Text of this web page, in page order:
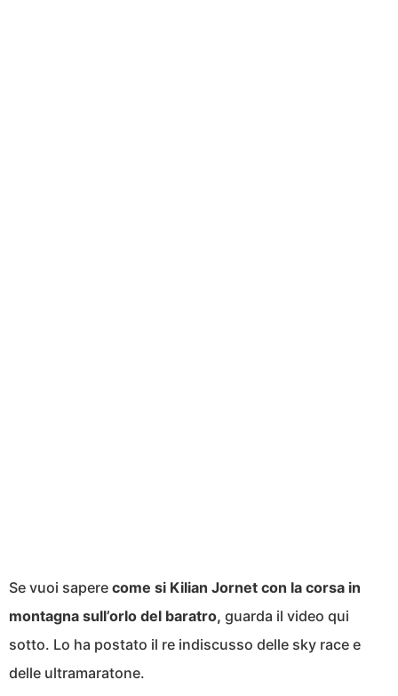
Se vuoi sapere come si Kilian Jornet con la corsa in
montagna sull’orlo del baratro, guarda il video qui
sotto. Lo ha postato il re indiscusso delle sky race e
delle ultramaratone.